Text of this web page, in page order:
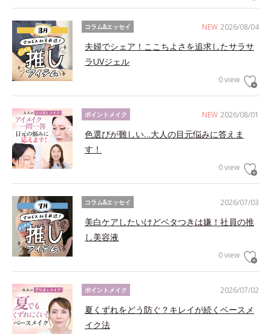
NEW 2026/08/04
コラム&エッセイ
夫婦でシェア！ここちよさを追求したサラサ
ラUVジェル
0 view
NEW 2026/08/01
ポイントメイク
色選びが難しい…大人の目元悩みに答えま
す！
0 view
2026/07/03
コラム&エッセイ
美白ケアしたいけどベタつきは嫌！社員の推
し美容液
0 view
2026/07/02
ポイントメイク
夏くずれをどう防ぐ？キレイが続くベースメ
イク法